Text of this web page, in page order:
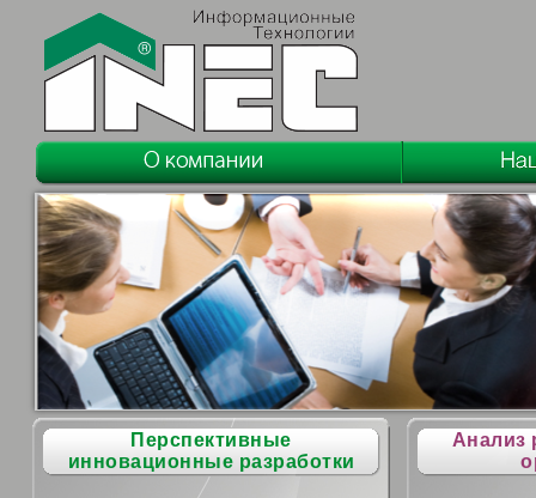
Перспективные
инновационные разработки
Анализ